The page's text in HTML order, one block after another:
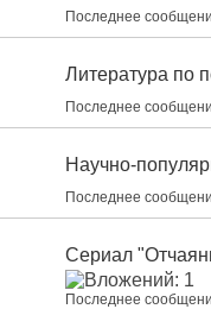
Последнее
Литература по
Последнее
Научно-
Последнее
Сериал
Последнее